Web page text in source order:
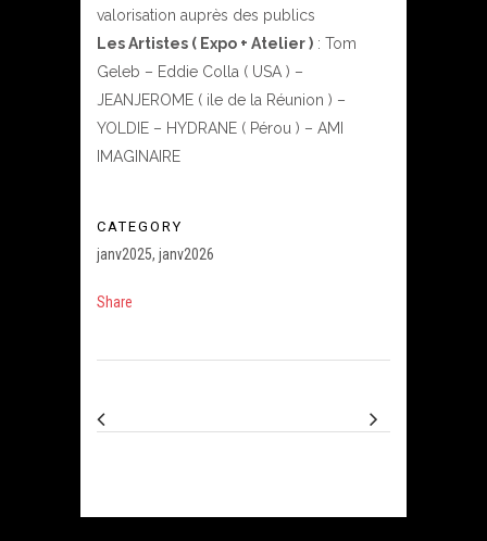
valorisation auprès des publics
Les Artistes ( Expo + Atelier ) : Tom
Geleb – Eddie Colla ( USA ) –
JEANJEROME ( ile de la Réunion ) –
YOLDIE – HYDRANE ( Pérou ) – AMI
IMAGINAIRE
CATEGORY
janv2025, janv2026
Share